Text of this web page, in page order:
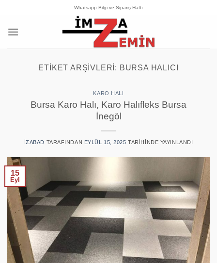
Whatsapp Bilgi ve Sipariş Hattı
ETIKET ARŞIVLERI: BURSA HALICI
KARO HALI
Bursa Karo Halı, Karo Halıfleks Bursa
İnegöl
IZABAD TARAFINDAN EYLÜL 15, 2025 TARIHINDE YAYINLANDI
15
Eyl